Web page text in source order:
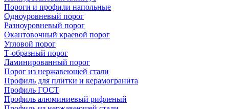
Пороги и профили напольные
Одноуровневый порог
Разноуровневый порог
Окантовочный краевой порог
Угловой порог
Т-образный порог
Ламинированный порог
Порог из нержавеющей стали
Профиль для плитки и керамогранита
Профиль ГОСТ
Профиль алюминиевый рифленый